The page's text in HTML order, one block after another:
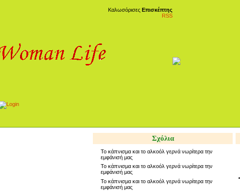
Καλωσόρισες Επισκέπτης
RSS
Σχόλια
Το κάπνισμα και το αλκοόλ γερνά νωρίτερα την
εμφάνισή μας
Το κάπνισμα και το αλκοόλ γερνά νωρίτερα την
εμφάνισή μας
Το κάπνισμα και το αλκοόλ γερνά νωρίτερα την
εμφάνισή μας